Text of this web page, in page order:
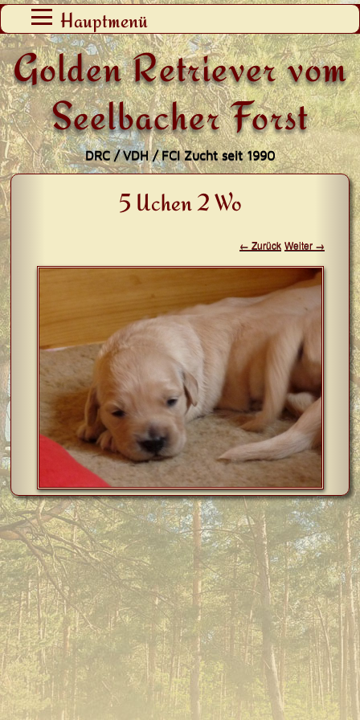
Golden Retriever vom
Seelbacher Forst
DRC / VDH / FCI Zucht seit 1990
Hauptmenü
Zum
Inhalt
springen
5 Uchen 2 Wo
← Zurück Weiter →